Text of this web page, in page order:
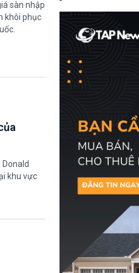
sàn nhập
khôi phục
khu vực